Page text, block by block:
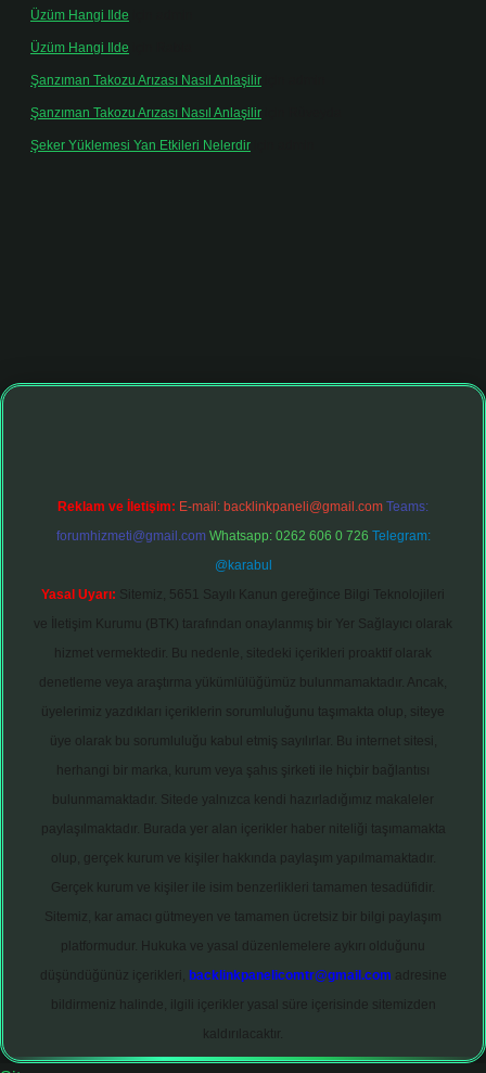
Üzüm Hangi Ilde
Üzüm Hangi Ilde
Şanzıman Takozu Arızası Nasıl Anlaşilir
Şanzıman Takozu Arızası Nasıl Anlaşilir
Şeker Yüklemesi Yan Etkileri Nelerdir
giriş adresitulipbett.net
Reklam ve İletişim: E-mail: backlinkpaneli@gmail.com Teams:
forumhizmeti@gmail.com Whatsapp: 0262 606 0 726 Telegram:
@karabul
Yasal Uyarı: Sitemiz, 5651 Sayılı Kanun gereğince Bilgi Teknolojileri
ve İletişim Kurumu (BTK) tarafından onaylanmış bir Yer Sağlayıcı olarak
hizmet vermektedir. Bu nedenle, sitedeki içerikleri proaktif olarak
denetleme veya araştırma yükümlülüğümüz bulunmamaktadır. Ancak,
üyelerimiz yazdıkları içeriklerin sorumluluğunu taşımakta olup, siteye
üye olarak bu sorumluluğu kabul etmiş sayılırlar. Bu internet sitesi,
herhangi bir marka, kurum veya şahıs şirketi ile hiçbir bağlantısı
bulunmamaktadır. Sitede yalnızca kendi hazırladığımız makaleler
paylaşılmaktadır. Burada yer alan içerikler haber niteliği taşımamakta
olup, gerçek kurum ve kişiler hakkında paylaşım yapılmamaktadır.
Gerçek kurum ve kişiler ile isim benzerlikleri tamamen tesadüfidir.
Sitemiz, kar amacı gütmeyen ve tamamen ücretsiz bir bilgi paylaşım
platformudur. Hukuka ve yasal düzenlemelere aykırı olduğunu
düşündüğünüz içerikleri, backlinkpanelicomtr@gmail.com adresine
bildirmeniz halinde, ilgili içerikler yasal süre içerisinde sitemizden
kaldırılacaktır.